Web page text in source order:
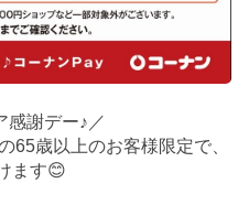
感謝デー♪／
65歳以上のお客様限定で、
ます😊